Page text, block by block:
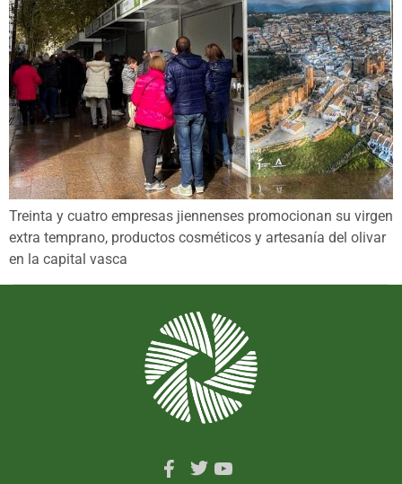
Treinta y cuatro empresas jiennenses promocionan su virgen
extra temprano, productos cosméticos y artesanía del olivar
en la capital vasca